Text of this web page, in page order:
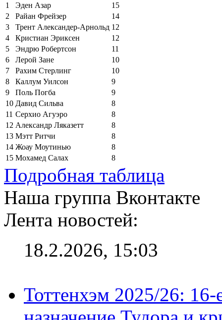
1
Эден Азар
15
2
Райан Фрейзер
14
3
Трент Александер-Арнольд 12
4
Кристиан Эриксен
12
5
Эндрю Робертсон
11
6
Лерой Зане
10
7
Рахим Стерлинг
10
8
Каллум Уилсон
9
9
Поль Погба
9
10 Давид Сильва
8
11 Серхио Агуэро
8
12 Александр Ляказетт
8
13 Мэтт Ритчи
8
14 Жоау Моутинью
8
15 Мохамед Салах 8
Подробная таблица
Наша группа Вконтакте
Лента новостей:
18.2.2026, 15:03
Тоттенхэм 2025/26: